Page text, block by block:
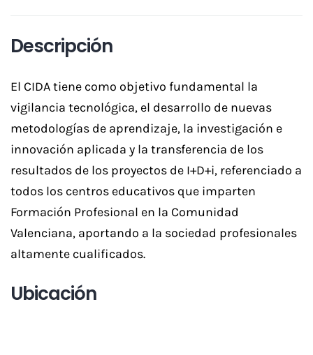
Descripción
El CIDA tiene como objetivo fundamental la
vigilancia tecnológica, el desarrollo de nuevas
metodologías de aprendizaje, la investigación e
innovación aplicada y la transferencia de los
resultados de los proyectos de I+D+i, referenciado a
todos los centros educativos que imparten
Formación Profesional en la Comunidad
Valenciana, aportando a la sociedad profesionales
altamente cualificados.
Ubicación